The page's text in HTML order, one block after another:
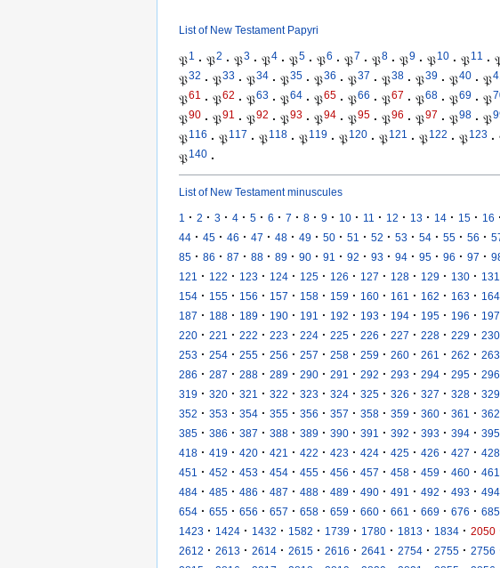
List of New Testament Papyri
𝔓1 · 𝔓2 · 𝔓3 · 𝔓4 · 𝔓5 · 𝔓6 · 𝔓7 · 𝔓8 · 𝔓9 · 𝔓10 · 𝔓11 ·
𝔓32 · 𝔓33 · 𝔓34 · 𝔓35 · 𝔓36 · 𝔓37 · 𝔓38 · 𝔓39 · 𝔓40 · 𝔓
𝔓61 · 𝔓62 · 𝔓63 · 𝔓64 · 𝔓65 · 𝔓66 · 𝔓67 · 𝔓68 · 𝔓69 · 𝔓
𝔓90 · 𝔓91 · 𝔓92 · 𝔓93 · 𝔓94 · 𝔓95 · 𝔓96 · 𝔓97 · 𝔓98 · 𝔓
𝔓116 · 𝔓117 · 𝔓118 · 𝔓119 · 𝔓120 · 𝔓121 · 𝔓122 · 𝔓123 ·
𝔓140 ·
List of New Testament minuscules
1 · 2 · 3 · 4 · 5 · 6 · 7 · 8 · 9 · 10 · 11 · 12 · 13 · 14 · 15 · 16 ·
44 · 45 · 46 · 47 · 48 · 49 · 50 · 51 · 52 · 53 · 54 · 55 · 56 ·
85 · 86 · 87 · 88 · 89 · 90 · 91 · 92 · 93 · 94 · 95 · 96 · 97 ·
121 · 122 · 123 · 124 · 125 · 126 · 127 · 128 · 129 · 130 · 131
154 · 155 · 156 · 157 · 158 · 159 · 160 · 161 · 162 · 163 · 164
187 · 188 · 189 · 190 · 191 · 192 · 193 · 194 · 195 · 196 · 197
220 · 221 · 222 · 223 · 224 · 225 · 226 · 227 · 228 · 229 · 230
253 · 254 · 255 · 256 · 257 · 258 · 259 · 260 · 261 · 262 · 263
286 · 287 · 288 · 289 · 290 · 291 · 292 · 293 · 294 · 295 · 296
319 · 320 · 321 · 322 · 323 · 324 · 325 · 326 · 327 · 328 · 329
352 · 353 · 354 · 355 · 356 · 357 · 358 · 359 · 360 · 361 · 362
385 · 386 · 387 · 388 · 389 · 390 · 391 · 392 · 393 · 394 · 395
418 · 419 · 420 · 421 · 422 · 423 · 424 · 425 · 426 · 427 · 428
451 · 452 · 453 · 454 · 455 · 456 · 457 · 458 · 459 · 460 · 461
484 · 485 · 486 · 487 · 488 · 489 · 490 · 491 · 492 · 493 · 494
654 · 655 · 656 · 657 · 658 · 659 · 660 · 661 · 669 · 676 · 685
1423 · 1424 · 1432 · 1582 · 1739 · 1780 · 1813 · 1834 · 2050
2612 · 2613 · 2614 · 2615 · 2616 · 2641 · 2754 · 2755 · 2756